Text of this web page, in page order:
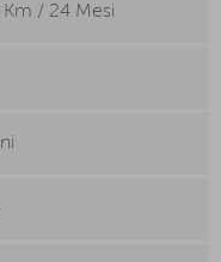
/ 24 Mesi